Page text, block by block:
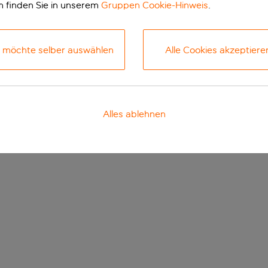
finden Sie in unserem Gruppen Cookie-Hinweis.
möchte selber auswählen Alle Cookies
Alles ablehnen